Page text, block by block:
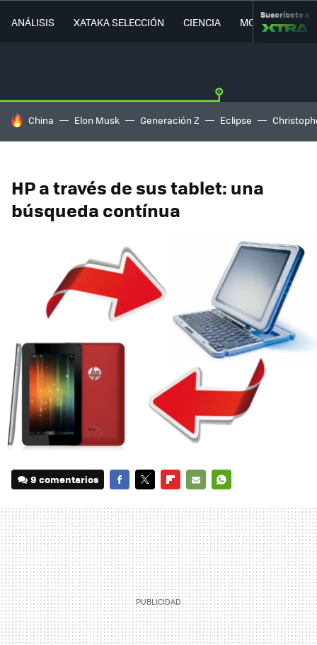
ANÁLISIS XATAKA SELECCIÓN CIENCIA MOVILIDAD
Suscríbete a
HOY SE HABLA DE
China Elon Musk Generación Z Eclipse
HP a través de sus tablet: una
búsqueda contínua
9 comentarios
MAIL